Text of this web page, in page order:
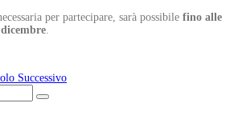
per partecipare, sarà possibile fino alle
Successivo